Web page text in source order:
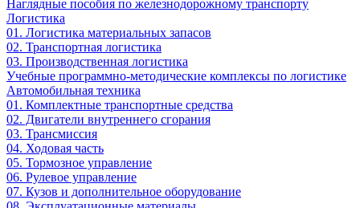
Наглядные пособия по железнодорожному транспорту
Логистика
01. Логистика материальных запасов
02. Транспортная логистика
03. Производственная логистика
Учебные программно-методические комплексы по логистике
Автомобильная техника
01. Комплектные транспортные средства
02. Двигатели внутреннего сгорания
03. Трансмиссия
04. Ходовая часть
05. Тормозное управление
06. Рулевое управление
07. Кузов и дополнительное оборудование